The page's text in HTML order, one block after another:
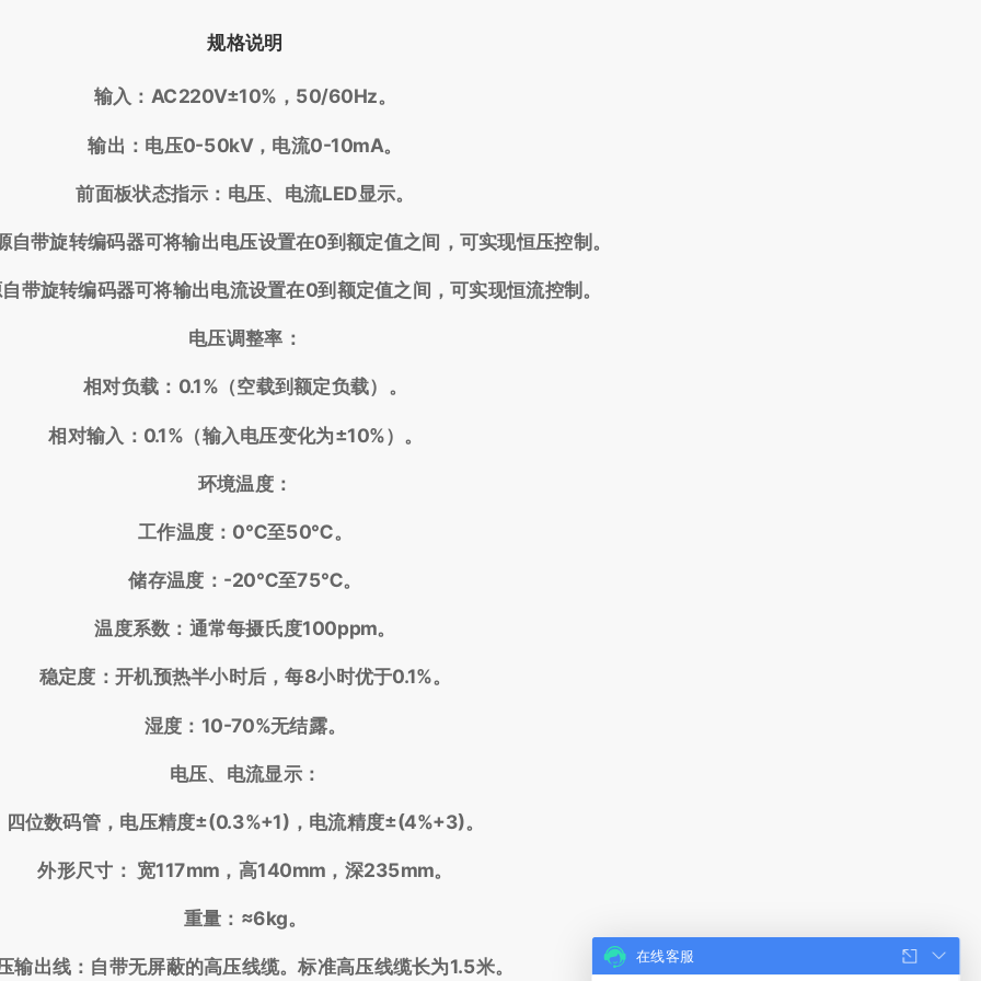
规格说明
输入：AC220V±10%，50/60Hz。
输出：电压0-50kV，电流0-10mA。
前面板状态指示：电压、电流LED显示。
自带旋转编码器可将输出电压设置在0到额定值之间，可实现恒压控制。
带旋转编码器可将输出电流设置在0到额定值之间，可实现恒流控制。
电压调整率：
相对负载：0.1%（空载到额定负载）。
相对输入：0.1%（输入电压变化为±10%）。
环境温度：
工作温度：0℃至50℃。
储存温度：-20℃至75℃。
温度系数：通常每摄氏度100ppm。
稳定度：开机预热半小时后，每8小时优于0.1%。
湿度：10-70%无结露。
电压、电流显示：
四位数码管，电压精度±(0.3%+1)，电流精度±(4%+3)。
外形尺寸： 宽117mm，高140mm，深235mm。
重量：≈6kg。
输出线：自带无屏蔽的高压线缆。标准高压线缆长为1.5米。
在线客服